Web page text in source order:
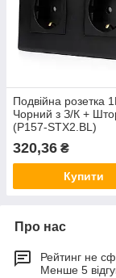
Подвійна розетка
Чорний з З/К +
(P157-STX2.BL)
320,36 ₴
Купити
Про нас
Рейтинг не
Менше 5